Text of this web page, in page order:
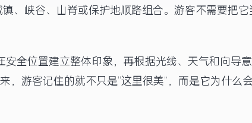
、峡谷、山脊或保护地顺路组合。游客不需要把
全位置建立整体印象，再根据光线、天气和向导
游客记住的就不只是“这里很美”，而是它为什么